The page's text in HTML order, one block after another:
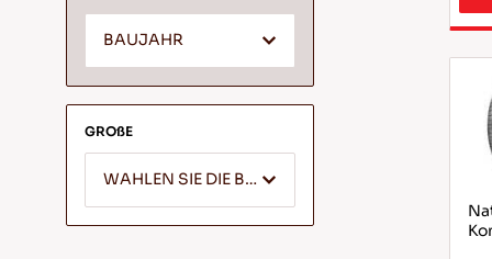
BAUJAHR
GROßE
WAHLEN SIE DIE BREITE